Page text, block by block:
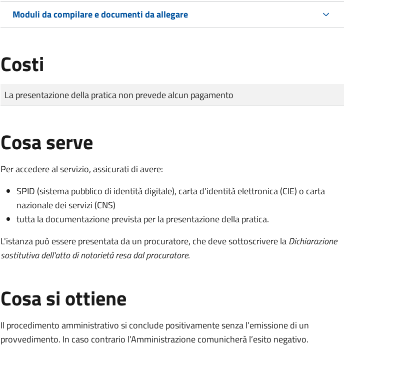
Moduli da compilare e documenti da allegare
Costi
Tipo di pagamento
Importo
La presentazione della pratica non prevede alcun pagamento
Cosa serve
Per accedere al servizio, assicurati di avere:
SPID (sistema pubblico di identità digitale), carta d’identità elettronica (CIE) o carta
nazionale dei servizi (CNS)
tutta la documentazione prevista per la presentazione della pratica.
L'istanza può essere presentata da un procuratore, che deve sottoscrivere laDichiarazione
sostitutiva dell'atto di notorietà resa dal procuratore.
Cosa si ottiene
Il procedimento amministrativo si conclude positivamente senza l’emissione di un
provvedimento. In caso contrario l’Amministrazione comunicherà l’esito negativo.